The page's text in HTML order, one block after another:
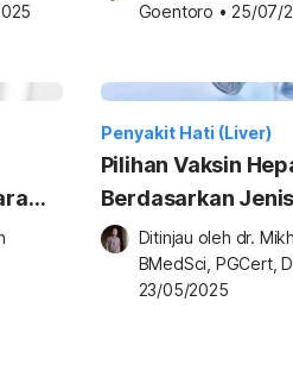
Goentoro • 25/07/
Penyakit Hati (Liver)
Pilihan Vaksin
Berdasarkan
Ditinjau oleh dr.
BMedSci, PGCert,
23/05/2025